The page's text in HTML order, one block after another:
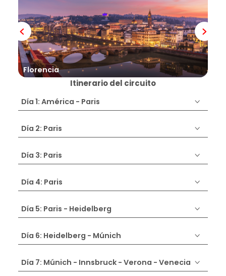
Florencia
Itinerario del circuito
Día 1: América - Paris
Día 2: Paris
Día 3: Paris
Día 4: Paris
Día 5: Paris - Heidelberg
Día 6: Heidelberg - Múnich
Día 7: Múnich - Innsbruck - Verona - Venecia